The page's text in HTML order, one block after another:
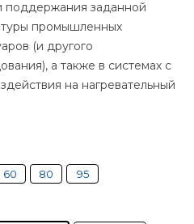
поддержания заданной
промышленных
(и другого
а также в системах с
на нагревательный
60 80 95